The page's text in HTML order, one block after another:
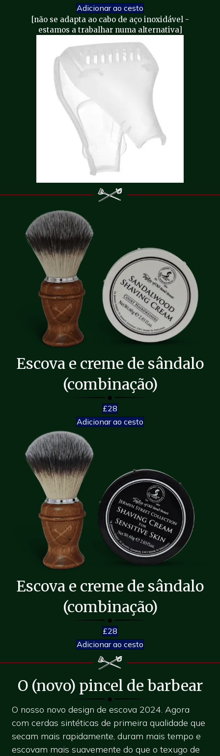
Adicionar ao cesto
[não se adapta ao cabo de aço inoxidável -
estamos a trabalhar numa alternativa]
Escova e creme de sândalo
(combinação)
£28
Adicionar ao cesto
Escova e creme de sândalo
(combinação)
£28
Adicionar ao cesto
O (novo) pincel de barbear
O nosso novo design de escova 2024. Agora
com cerdas sintéticas de primeira qualidade que
secam mais rapidamente, duram mais tempo e
escovam mais suavemente do que o texugo de